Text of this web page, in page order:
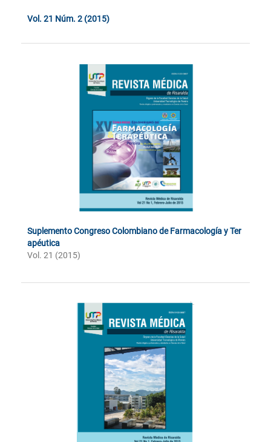
Vol. 21 Núm. 2 (2015)
Suplemento Congreso Colombiano de Farmacología y Ter
apéutica
Vol. 21 (2015)